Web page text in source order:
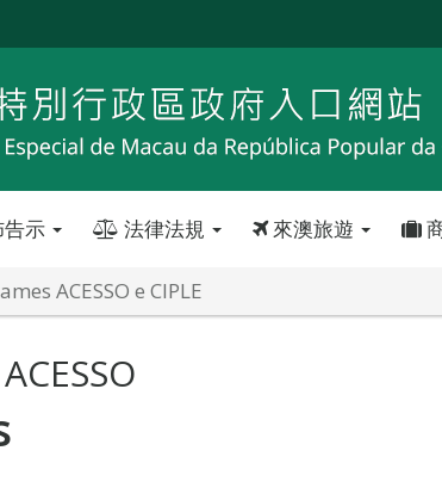
示 法律法規 來澳旅遊
ACESSO e CIPLE